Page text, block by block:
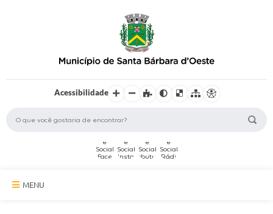
Acessibilidade
MENU